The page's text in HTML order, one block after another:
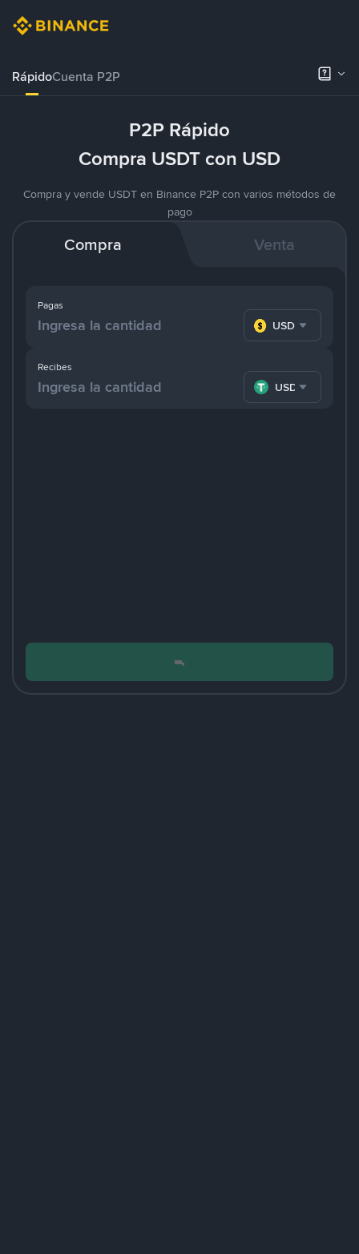
RápidoCuenta P2P
P2P Rápido
Compra USDT con USD
Compra y vende USDT en Binance P2P con varios métodos de
pago
Compra Venta
Pagas
USD
Recibes
USDT